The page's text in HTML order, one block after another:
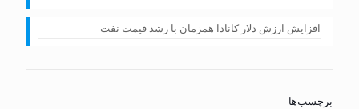
افزایش ارزش دلار کانادا همزمان با رشد قیمت نفت
برچسب‌ها